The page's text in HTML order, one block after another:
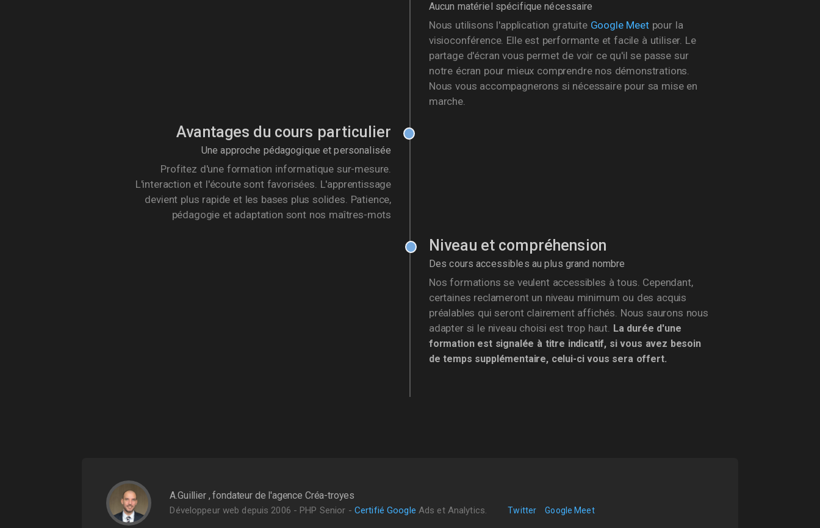
Aucun matériel spécifique nécessaire
Nous utilisons l'application gratuite Google Meetpour la
visioconférence. Elle est performante et facile à utiliser. Le
partage d'écran vous permet de voir ce qu'il se passe sur
notre écran pour mieux comprendre nos démonstrations.
Nous vous accompagnerons si nécessaire pour sa mise en
marche.
Avantages du cours particulier
Une approche pédagogique et personalisée
Profitez d'une formation informatique sur-mesure.
L'interaction et l'écoute sont favorisées. L'apprentissage
devient plus rapide et les bases plus solides. Patience,
pédagogie et adaptation sont nos maîtres-mots
Niveau et compréhension
Des cours accessibles au plus grand nombre
Nos formations se veulent accessibles à tous. Cependant,
certaines reclameront un niveau minimum ou des acquis
préalables qui seront clairement affichés. Nous saurons nous
adapter si le niveau choisi est trop haut. La durée d'une
formation est signalée à titre indicatif, si vous avez besoin
de temps supplémentaire, celui-ci vous sera offert.
A.Guillier , fondateur de l'agence Créa-troyes
Développeur web depuis 2006 - PHP Senior - Certifié Google Ads et Analytics. Twitter Google Meet